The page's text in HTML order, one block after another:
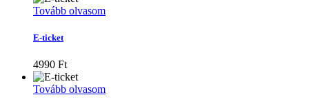
Tovább olvasom
E-ticket
4990 Ft
Tovább olvasom